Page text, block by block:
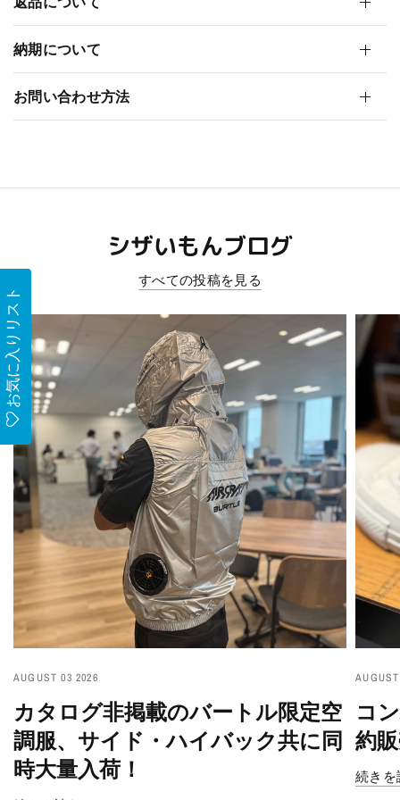
納期について
お問い合わせ方法
シザいもんブログ
すべての投稿を見る
AUGUST 03 2026
カタログ非掲載のバートル限定空
調服、サイド・ハイバック共に同
時大量入荷！
コ
約
続き
お気に入りリスト